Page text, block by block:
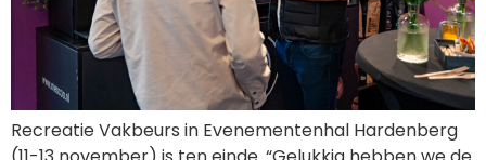
Recreatie Vakbeurs in Evenementenhal Hardenberg